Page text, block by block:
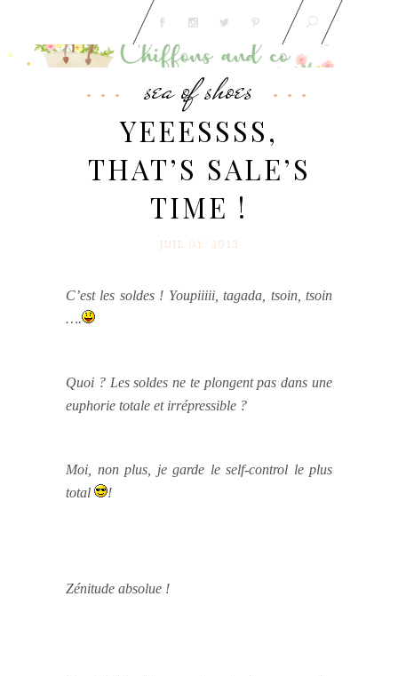
sea of shoes
YEEESSSS,
THAT’S SALE’S
TIME !
JUIL 01. 2013
C’est les soldes ! Youpiiiii, tagada, tsoin, tsoin
….
Quoi ? Les soldes ne te plongent pas dans une
euphorie totale et irrépressible ?
Moi, non plus, je garde le self-control le plus
total
!
Zénitude absolue !